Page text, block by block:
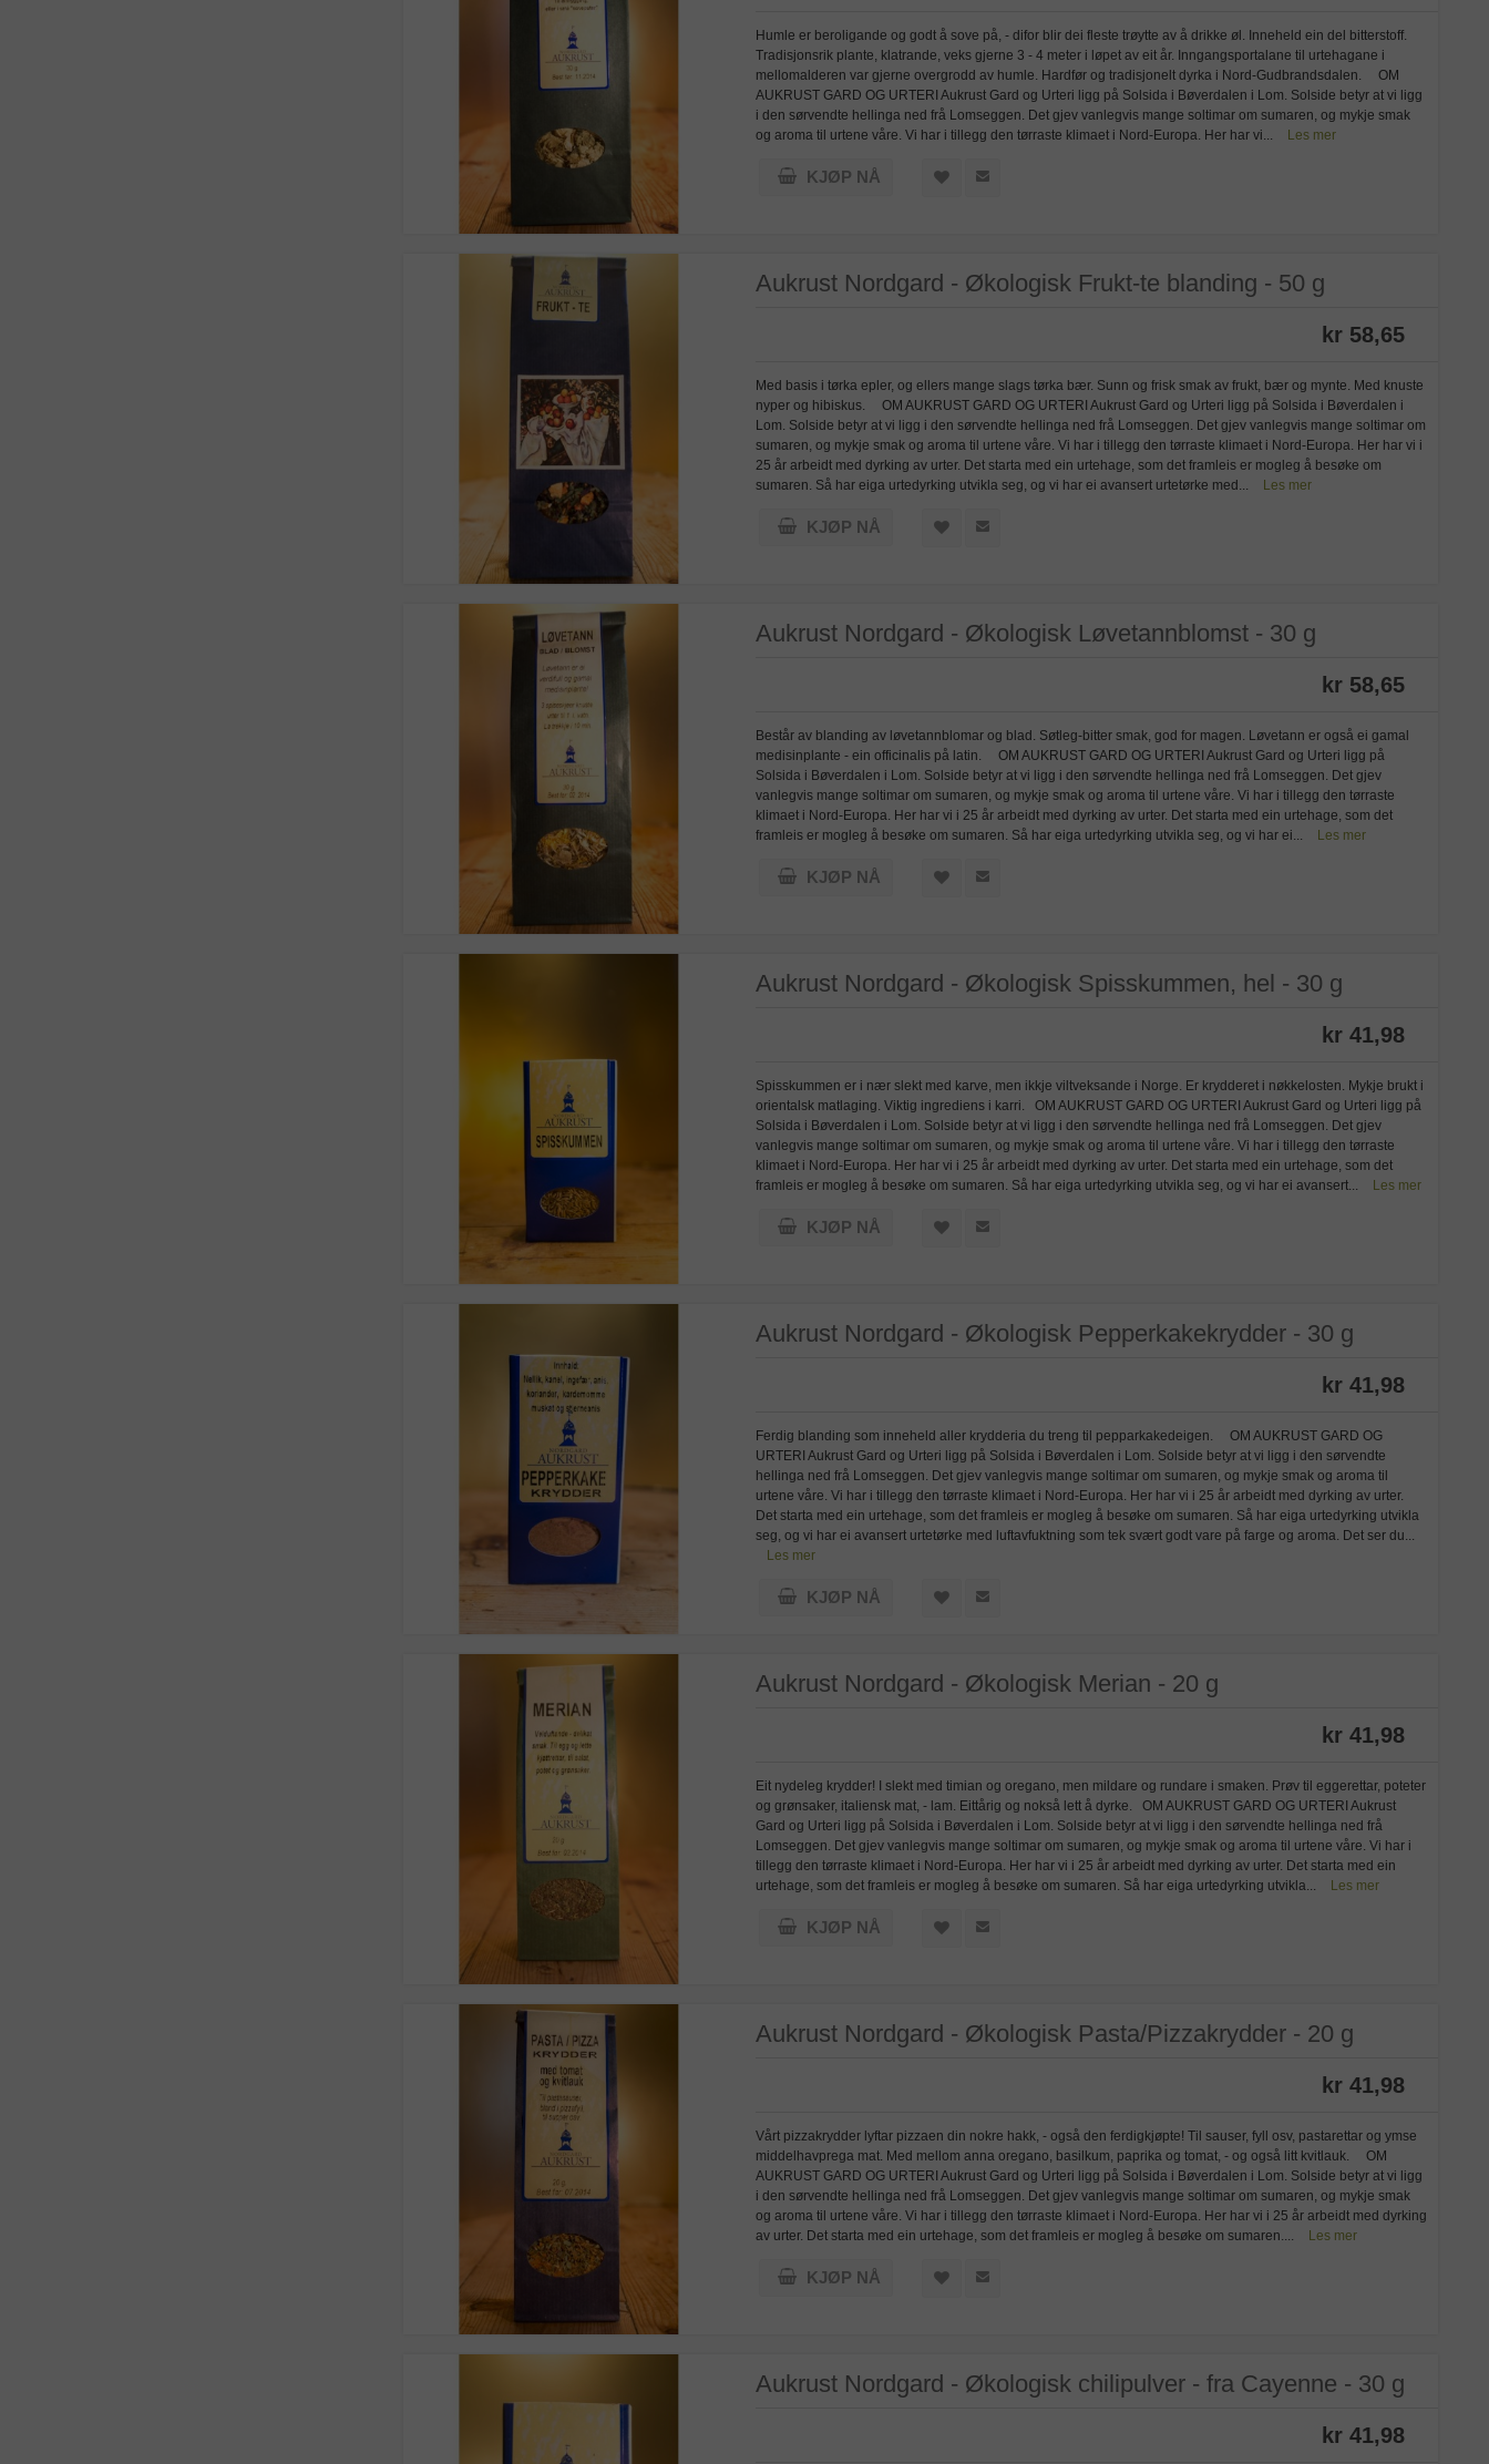
Humle er beroligande og godt å sove på, - difor blir dei fleste trøytte av å drikke øl. Inneheld ein del bitterstoff.
Tradisjonsrik plante, klatrande, veks gjerne 3 - 4 meter i løpet av eit år. Inngangsportalane til urtehagane i
mellomalderen var gjerne overgrodd av humle. Hardfør og tradisjonelt dyrka i Nord-Gudbrandsdalen. OM
AUKRUST GARD OG URTERI Aukrust Gard og Urteri ligg på Solsida i Bøverdalen i Lom. Solside betyr at vi ligg
i den sørvendte hellinga ned frå Lomseggen. Det gjev vanlegvis mange soltimar om sumaren, og mykje smak
og aroma til urtene våre. Vi har i tillegg den tørraste klimaet i Nord-Europa. Her har vi...
Les mer
KJØP NÅ
Aukrust Nordgard - Økologisk Frukt-te blanding - 50 g
kr 58,65
Med basis i tørka epler, og ellers mange slags tørka bær. Sunn og frisk smak av frukt, bær og mynte. Med knuste
nyper og hibiskus. OM AUKRUST GARD OG URTERI Aukrust Gard og Urteri ligg på Solsida i Bøverdalen i
Lom. Solside betyr at vi ligg i den sørvendte hellinga ned frå Lomseggen. Det gjev vanlegvis mange soltimar om
sumaren, og mykje smak og aroma til urtene våre. Vi har i tillegg den tørraste klimaet i Nord-Europa. Her har vi i
25 år arbeidt med dyrking av urter. Det starta med ein urtehage, som det framleis er mogleg å besøke om
sumaren. Så har eiga urtedyrking utvikla seg, og vi har ei avansert urtetørke med...
Les mer
KJØP NÅ
Aukrust Nordgard - Økologisk Løvetannblomst - 30 g
kr 58,65
Består av blanding av løvetannblomar og blad. Søtleg-bitter smak, god for magen. Løvetann er også ei gamal
medisinplante - ein officinalis på latin. OM AUKRUST GARD OG URTERI Aukrust Gard og Urteri ligg på
Solsida i Bøverdalen i Lom. Solside betyr at vi ligg i den sørvendte hellinga ned frå Lomseggen. Det gjev
vanlegvis mange soltimar om sumaren, og mykje smak og aroma til urtene våre. Vi har i tillegg den tørraste
klimaet i Nord-Europa. Her har vi i 25 år arbeidt med dyrking av urter. Det starta med ein urtehage, som det
framleis er mogleg å besøke om sumaren. Så har eiga urtedyrking utvikla seg, og vi har ei...
Les mer
KJØP NÅ
Aukrust Nordgard - Økologisk Spisskummen, hel - 30 g
kr 41,98
Spisskummen er i nær slekt med karve, men ikkje viltveksande i Norge. Er krydderet i nøkkelosten. Mykje brukt i
orientalsk matlaging. Viktig ingrediens i karri. OM AUKRUST GARD OG URTERI Aukrust Gard og Urteri ligg på
Solsida i Bøverdalen i Lom. Solside betyr at vi ligg i den sørvendte hellinga ned frå Lomseggen. Det gjev
vanlegvis mange soltimar om sumaren, og mykje smak og aroma til urtene våre. Vi har i tillegg den tørraste
klimaet i Nord-Europa. Her har vi i 25 år arbeidt med dyrking av urter. Det starta med ein urtehage, som det
framleis er mogleg å besøke om sumaren. Så har eiga urtedyrking utvikla seg, og vi har ei avansert...
Les mer
KJØP NÅ
Aukrust Nordgard - Økologisk Pepperkakekrydder - 30 g
kr 41,98
Ferdig blanding som inneheld aller krydderia du treng til pepparkakedeigen. OM AUKRUST GARD OG
URTERI Aukrust Gard og Urteri ligg på Solsida i Bøverdalen i Lom. Solside betyr at vi ligg i den sørvendte
hellinga ned frå Lomseggen. Det gjev vanlegvis mange soltimar om sumaren, og mykje smak og aroma til
urtene våre. Vi har i tillegg den tørraste klimaet i Nord-Europa. Her har vi i 25 år arbeidt med dyrking av urter.
Det starta med ein urtehage, som det framleis er mogleg å besøke om sumaren. Så har eiga urtedyrking utvikla
seg, og vi har ei avansert urtetørke med luftavfuktning som tek svært godt vare på farge og aroma. Det ser du...
Les mer
KJØP NÅ
Aukrust Nordgard - Økologisk Merian - 20 g
kr 41,98
Eit nydeleg krydder! I slekt med timian og oregano, men mildare og rundare i smaken. Prøv til eggerettar, poteter
og grønsaker, italiensk mat, - lam. Eittårig og nokså lett å dyrke. OM AUKRUST GARD OG URTERI Aukrust
Gard og Urteri ligg på Solsida i Bøverdalen i Lom. Solside betyr at vi ligg i den sørvendte hellinga ned frå
Lomseggen. Det gjev vanlegvis mange soltimar om sumaren, og mykje smak og aroma til urtene våre. Vi har i
tillegg den tørraste klimaet i Nord-Europa. Her har vi i 25 år arbeidt med dyrking av urter. Det starta med ein
urtehage, som det framleis er mogleg å besøke om sumaren. Så har eiga urtedyrking utvikla...
Les mer
KJØP NÅ
Aukrust Nordgard - Økologisk Pasta/Pizzakrydder - 20 g
kr 41,98
Vårt pizzakrydder lyftar pizzaen din nokre hakk, - også den ferdigkjøpte! Til sauser, fyll osv, pastarettar og ymse
middelhavprega mat. Med mellom anna oregano, basilkum, paprika og tomat, - og også litt kvitlauk. OM
AUKRUST GARD OG URTERI Aukrust Gard og Urteri ligg på Solsida i Bøverdalen i Lom. Solside betyr at vi ligg
i den sørvendte hellinga ned frå Lomseggen. Det gjev vanlegvis mange soltimar om sumaren, og mykje smak
og aroma til urtene våre. Vi har i tillegg den tørraste klimaet i Nord-Europa. Her har vi i 25 år arbeidt med dyrking
av urter. Det starta med ein urtehage, som det framleis er mogleg å besøke om sumaren....
Les mer
KJØP NÅ
Aukrust Nordgard - Økologisk chilipulver - fra Cayenne - 30 g
kr 41,98